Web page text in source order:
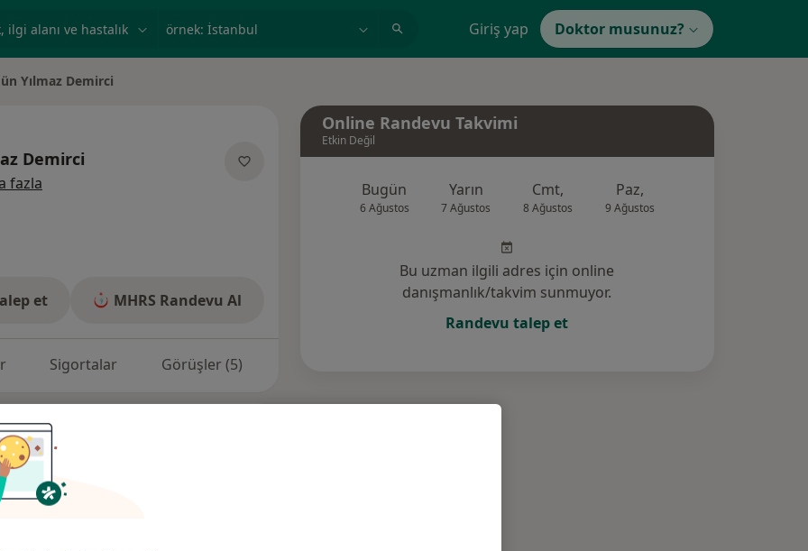
örnek: İstanbul Giriş yap Doktor musunuz?
Yılmaz Demirci
Demirci
fazla
et MHRS Randevu Al
Sigortalar Görüşler (5)
Online Randevu Takvimi
Etkin Değil
Bugün
6 Ağustos
Yarın
7 Ağustos
Cmt,
8 Ağustos
Paz,
9 Ağustos
Bu uzman ilgili adres için online
danışmanlık/takvim sunmuyor.
Randevu talep et